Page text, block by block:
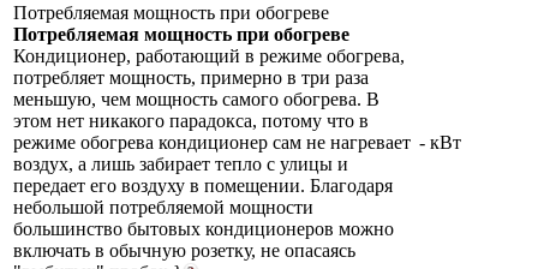
Потребляемая мощность при обогреве
Потребляемая мощность при обогреве
Кондиционер, работающий в режиме обогрева,
потребляет мощность, примерно в три раза
меньшую, чем мощность самого обогрева. В
этом нет никакого парадокса, потому что в
режиме обогрева кондиционер сам не нагревает
воздух, а лишь забирает тепло с улицы и
передает его воздуху в помещении. Благодаря
небольшой потребляемой мощности
большинство бытовых кондиционеров можно
включать в обычную розетку, не опасаясь
- кВт